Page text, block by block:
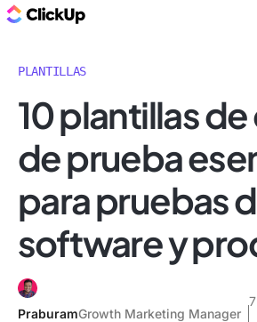
PLANTILLAS
10 plantillas
de prueba
para pruebas
software y
PraburamGrowth Marketing Manager